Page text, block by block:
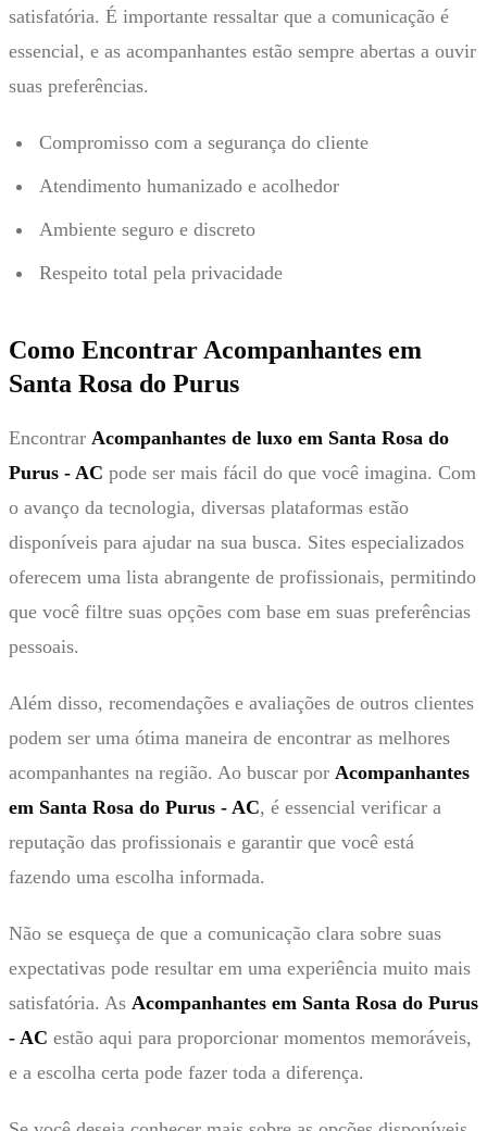
satisfatória. É importante ressaltar que a comunicação é
essencial, e as acompanhantes estão sempre abertas a ouvir
suas preferências.
Compromisso com a segurança do cliente
Atendimento humanizado e acolhedor
Ambiente seguro e discreto
Respeito total pela privacidade
Como Encontrar Acompanhantes em
Santa Rosa do Purus
Encontrar Acompanhantes de luxo em Santa Rosa do
Purus - AC pode ser mais fácil do que você imagina. Com
o avanço da tecnologia, diversas plataformas estão
disponíveis para ajudar na sua busca. Sites especializados
oferecem uma lista abrangente de profissionais, permitindo
que você filtre suas opções com base em suas preferências
pessoais.
Além disso, recomendações e avaliações de outros clientes
podem ser uma ótima maneira de encontrar as melhores
acompanhantes na região. Ao buscar por Acompanhantes
em Santa Rosa do Purus - AC, é essencial verificar a
reputação das profissionais e garantir que você está
fazendo uma escolha informada.
Não se esqueça de que a comunicação clara sobre suas
expectativas pode resultar em uma experiência muito mais
satisfatória. As Acompanhantes em Santa Rosa do Purus
- AC estão aqui para proporcionar momentos memoráveis,
e a escolha certa pode fazer toda a diferença.